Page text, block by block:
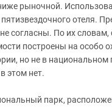
рыночной.
отеля.
согласны. По их
построены на особо
но не в национальном
этом нет.
парк,